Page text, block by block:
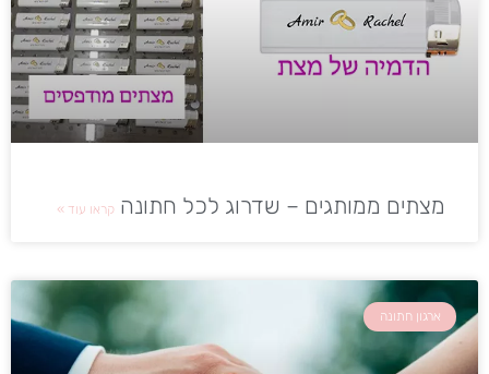
מצתים ממותגים – שדרוג לכל חתונה קראו עוד »
ארגון חתונה